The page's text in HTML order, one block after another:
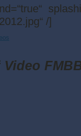
/]
Video